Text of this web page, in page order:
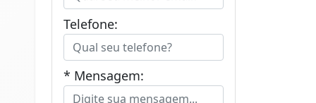
Telefone:
* Mensagem: